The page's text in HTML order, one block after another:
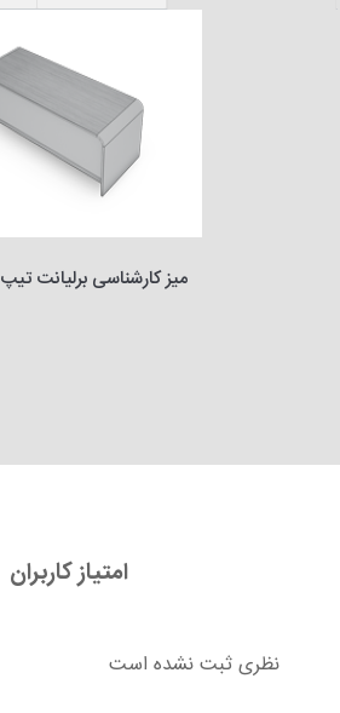
میز کارشناسی برلیانت تیپ 3203
امتیاز کاربران
نظری ثبت نشده است